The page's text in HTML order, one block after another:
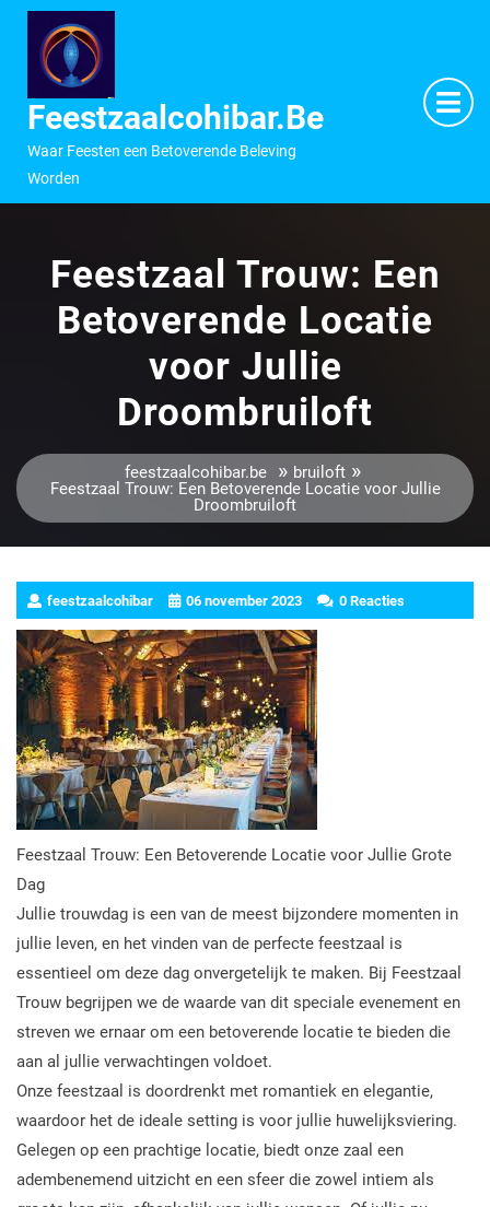
inhoud
Feestzaalcohibar.be
Waar Feesten een Betoverende Beleving
Worden
Feestzaal Trouw: Een
Betoverende Locatie
voor Jullie
Droombruiloft
feestzaalcohibar.be» bruiloft»
Feestzaal Trouw: Een Betoverende Locatie voor Jullie
Droombruiloft
feestzaalcohibar 06 november 2023 0 Reacties
Feestzaal Trouw: Een Betoverende Locatie voor Jullie Grote
Dag
Jullie trouwdag is een van de meest bijzondere momenten in
jullie leven, en het vinden van de perfecte feestzaal is
essentieel om deze dag onvergetelijk te maken. Bij Feestzaal
Trouw begrijpen we de waarde van dit speciale evenement en
streven we ernaar om een betoverende locatie te bieden die
aan al jullie verwachtingen voldoet.
Onze feestzaal is doordrenkt met romantiek en elegantie,
waardoor het de ideale setting is voor jullie huwelijksviering.
Gelegen op een prachtige locatie, biedt onze zaal een
adembenemend uitzicht en een sfeer die zowel intiem als